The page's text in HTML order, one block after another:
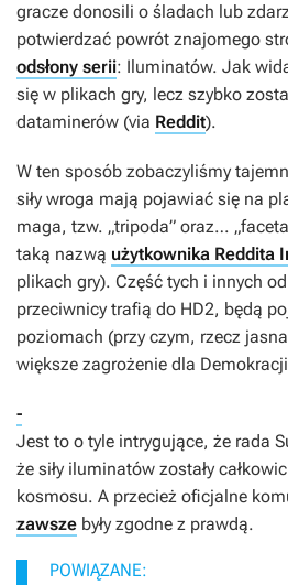
gracze donosili o śladach lub
potwierdzać powrót znajomego
odsłony serii: Iluminatów. Jak
się w plikach gry, lecz szybko
dataminerów (via Reddit).
W ten sposób zobaczyliśmy
siły wroga mają pojawiać się na
maga, tzw. „tripoda” oraz…
taką nazwą użytkownika Reddita
plikach gry). Część tych i innych
przeciwnicy trafią do HD2, będą
poziomach (przy czym, rzecz
większe zagrożenie dla
-
Jest to o tyle intrygujące, że rada
że siły iluminatów zostały
kosmosu. A przecież oficjalne
zawsze były zgodne z prawdą.
POWIĄZANE: